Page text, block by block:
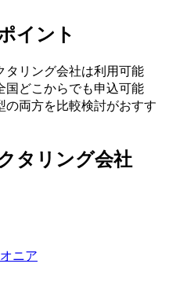
イント
タリング会社は利用可能
国どこからでも申込可能
の両方を比較検討がおすす
タリング会社
ニア